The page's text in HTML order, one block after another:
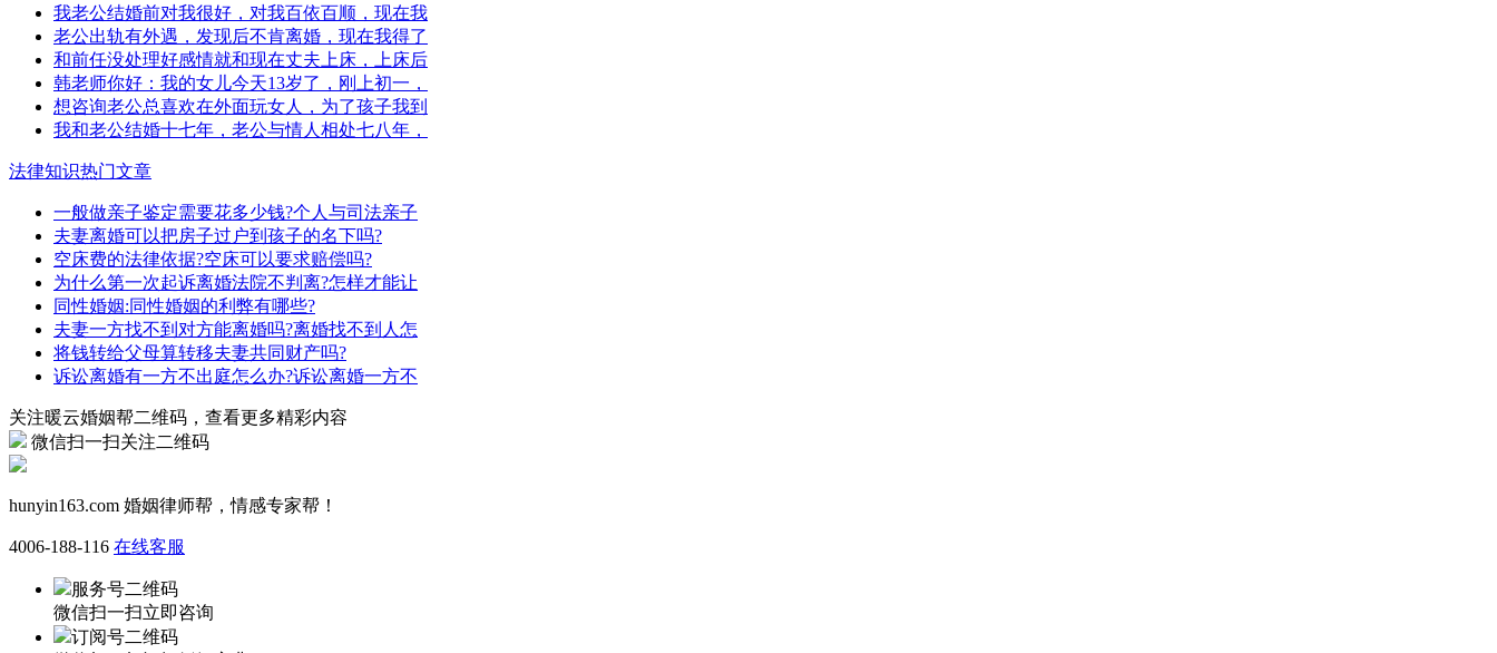
我老公结婚前对我很好，对我百依百顺，现在我
老公出轨有外遇，发现后不肯离婚，现在我得了
和前任没处理好感情就和现在丈夫上床，上床后
韩老师你好：我的女儿今天13岁了，刚上初一，
想咨询老公总喜欢在外面玩女人，为了孩子我到
我和老公结婚十七年，老公与情人相处七八年，
法律知识热门文章
一般做亲子鉴定需要花多少钱?个人与司法亲子
夫妻离婚可以把房子过户到孩子的名下吗?
空床费的法律依据?空床可以要求赔偿吗?
为什么第一次起诉离婚法院不判离?怎样才能让
同性婚姻:同性婚姻的利弊有哪些?
夫妻一方找不到对方能离婚吗?离婚找不到人怎
将钱转给父母算转移夫妻共同财产吗?
诉讼离婚有一方不出庭怎么办?诉讼离婚一方不
关注暖云婚姻帮二维码，查看更多精彩内容
微信扫一扫关注二维码
hunyin163.com 婚姻律师帮，情感专家帮！
4006-188-116 在线客服
服务号二维码
微信扫一扫立即咨询
订阅号二维码